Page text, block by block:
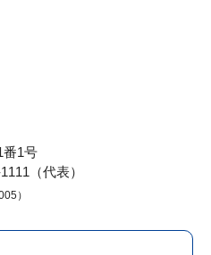
番1号
（代表）
）